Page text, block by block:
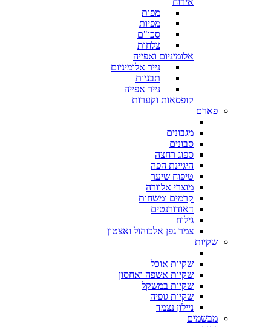
מפות
מפיות
סכו"ם
צלחות
אלומיניום ואפייה
נייר אלומיניום
תבניות
נייר אפייה
קופסאות וקערות
פארם
מגבונים
סבונים
ספוג רחצה
היגיינת הפה
טיפוח שיער
מוצרי אלוורה
קרמים ומשחות
דאודורנטים
גילוח
צמר גפן אלכוהול ואצטון
שקיות
שקיות אוכל
שקיות אשפה ואחסון
שקיות במשקל
שקיות גופיה
ניילון נצמד
מבשמים